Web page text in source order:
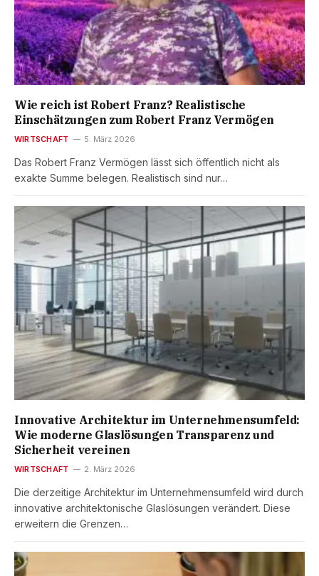
Wie reich ist Robert Franz? Realistische
Einschätzungen zum Robert Franz Vermögen
WIRTSCHAFT 5. März 2026
Das Robert Franz Vermögen lässt sich öffentlich nicht als
exakte Summe belegen. Realistisch sind nur…
Innovative Architektur im Unternehmensumfeld:
Wie moderne Glaslösungen Transparenz und
Sicherheit vereinen
WIRTSCHAFT 2. März 2026
Die derzeitige Architektur im Unternehmensumfeld wird durch
innovative architektonische Glaslösungen verändert. Diese
erweitern die Grenzen…